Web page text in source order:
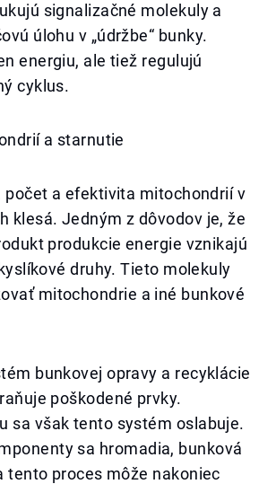
signalizačné molekuly a
úlohu v „údržbe“ bunky.
energiu, ale tiež regulujú
cyklus.
a starnutie
počet a efektivita mitochondrií v
klesá. Jedným z dôvodov je, že
produkcie energie vznikajú
druhy. Tieto molekuly
mitochondrie a iné bunkové
bunkovej opravy a recyklácie
poškodené prvky.
sa však tento systém oslabuje.
sa hromadia, bunková
tento proces môže nakoniec